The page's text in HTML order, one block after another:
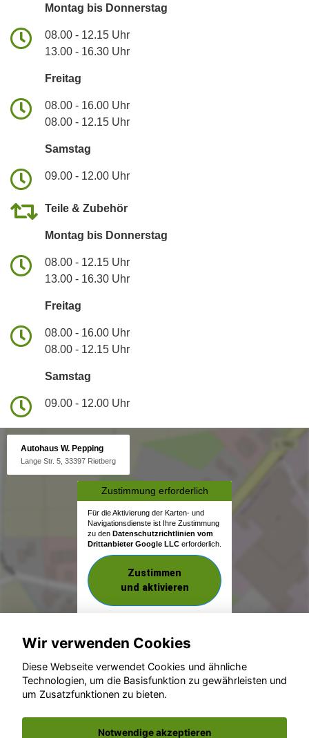
Montag bis Donnerstag
08.00 - 12.15 Uhr
13.00 - 16.30 Uhr
Freitag
08.00 - 16.00 Uhr
08.00 - 12.15 Uhr
Samstag
09.00 - 12.00 Uhr
Teile & Zubehör
Montag bis Donnerstag
08.00 - 12.15 Uhr
13.00 - 16.30 Uhr
Freitag
08.00 - 16.00 Uhr
08.00 - 12.15 Uhr
Samstag
09.00 - 12.00 Uhr
Autohaus W. Pepping
Lange Str. 5, 33397 Rietberg
Zustimmung erforderlich
Für die Aktivierung der Karten- und
Navigationsdienste ist Ihre Zustimmung
zu den Datenschutzrichtlinien vom
Drittanbieter Google LLC erforderlich.
Zustimmen
und aktivieren
© konjunkturmotor.de GmbH 2020 - 2026
Wir verwenden Cookies
Diese Webseite verwendet Cookies und ähnliche
Technologien, um die Basisfunktion zu gewährleisten und
um Zusatzfunktionen zu bieten.
Notwendige akzeptieren